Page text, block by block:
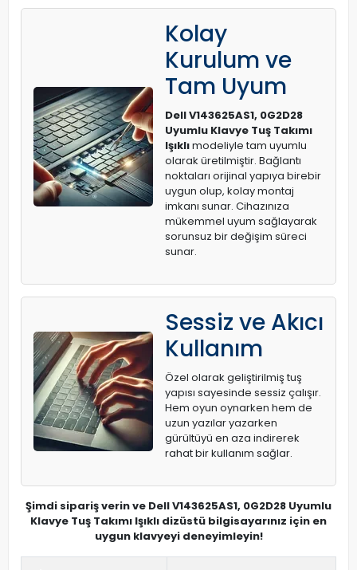
Kolay
Kurulum ve
Tam Uyum
Dell V143625AS1, 0G2D28
Uyumlu Klavye Tuş Takımı
Işıklımodeliyle tam uyumlu
olarak üretilmiştir. Bağlantı
noktaları orijinal yapıya birebir
uygun olup, kolay montaj
imkanı sunar. Cihazınıza
mükemmel uyum sağlayarak
sorunsuz bir değişim süreci
sunar.
Sessiz ve Akıcı
Kullanım
Özel olarak geliştirilmiş tuş
yapısı sayesinde sessiz çalışır.
Hem oyun oynarken hem de
uzun yazılar yazarken
gürültüyü en aza indirerek
rahat bir kullanım sağlar.
Şimdi sipariş verin ve Dell V143625AS1, 0G2D28 Uyumlu
Klavye Tuş Takımı Işıklı dizüstü bilgisayarınız için en
uygun klavyeyi deneyimleyin!